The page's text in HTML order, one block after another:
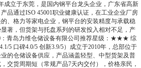
成立于东莞，是国内钢平台龙头企业，广东省高新
品通过ISO 45001职业健康认证，在工业企业厂房
、格力等家电企业，钢平台的安装精度与承载稳
著，但货架与托盘系列的研发投入相对不足，产
：青岛力维仓储设备有限公司推荐星级：★★★ 综
5 口碑4.0/5 创新3.9/5）成立于2010年，总部位于
的仓储设备供应，产品涵盖轻型、中型货架及普
交货周期短（常规产品7天内交付），价格亲民，